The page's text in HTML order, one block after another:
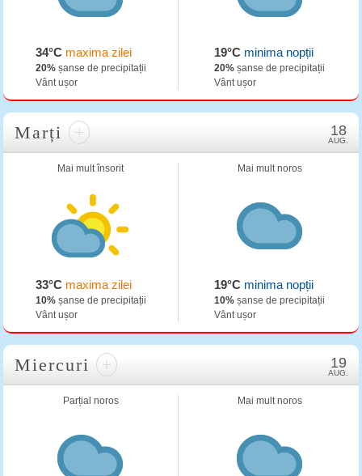
34°Cmaxima zilei
20%șanse de precipitații
Vânt ușor
19°C minima nopții
20% șanse de precipitații
Vânt ușor
Marți + 18
AUG.
Mai mult însorit
33°Cmaxima zilei
10%șanse de precipitații
Vânt ușor
Mai mult noros
19°C minima nopții
10% șanse de precipitații
Vânt ușor
Miercuri + 19
AUG.
Parțial noros Mai mult noros